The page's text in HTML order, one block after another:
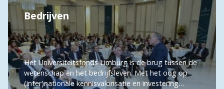
Bedrijven
Het Universiteitsfonds Limburg is de brug tussen de
wetenschap en het bedrijfsleven. Met het oog op
(inter)nationale kennisvalorisatie en investering…